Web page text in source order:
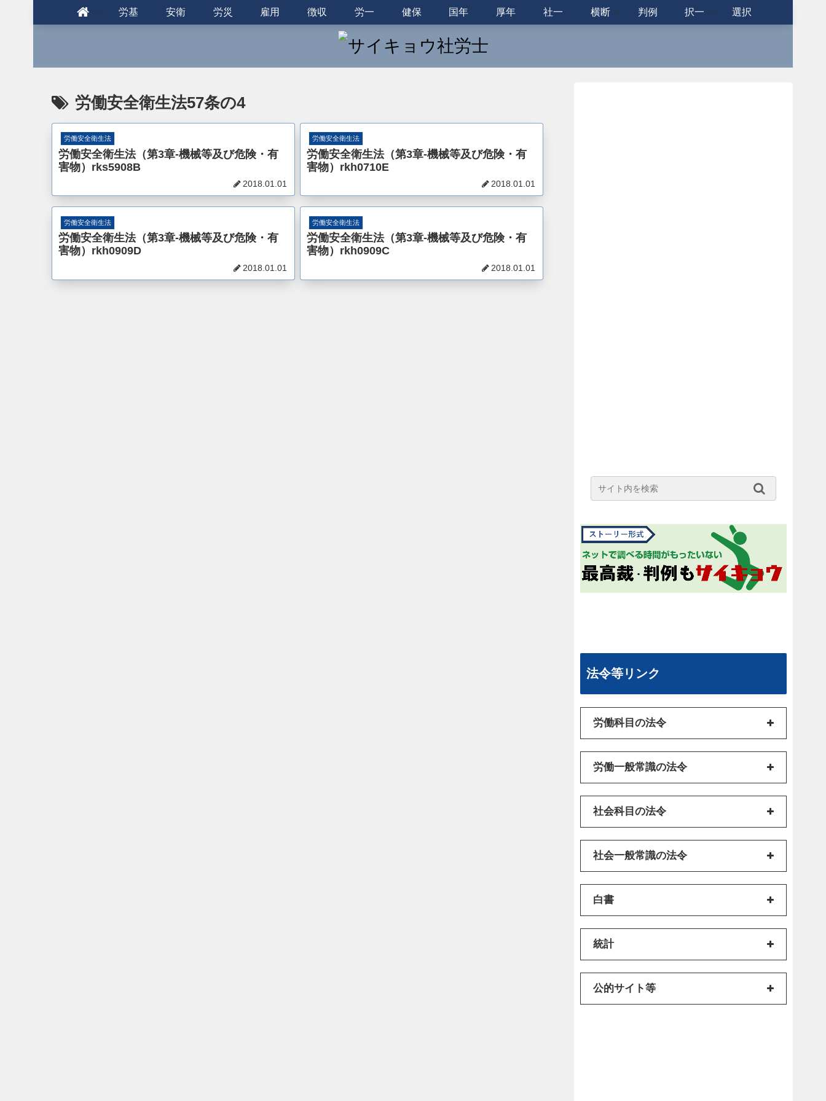
労基 安衛 労災 雇用 徴収 労一 健保 国年 厚年 社一 横断 判例 択一 選択
労働安全衛生法57条の4
労働安全衛生法
労働安全衛生法（第3章-機械等及び危険・有
害物）rks5908B
2018.01.01
労働安全衛生法
労働安全衛生法（第3章-機械等及び危険・有
害物）rkh0710E
2018.01.01
労働安全衛生法
労働安全衛生法（第3章-機械等及び危険・有
害物）rkh0909D
2018.01.01
労働安全衛生法
労働安全衛生法（第3章-機械等及び危険・有
害物）rkh0909C
2018.01.01
法令等リンク
労働科目の法令
労働一般常識の法令
社会科目の法令
社会一般常識の法令
白書
統計
公的サイト等